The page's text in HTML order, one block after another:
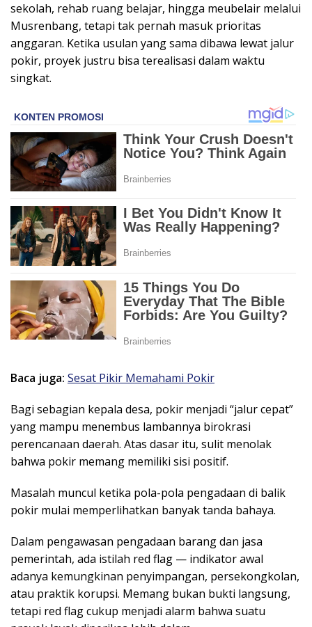
sekolah, rehab ruang belajar, hingga meubelair melalui
Musrenbang, tetapi tak pernah masuk prioritas
anggaran. Ketika usulan yang sama dibawa lewat jalur
pokir, proyek justru bisa terealisasi dalam waktu
singkat.
Baca juga: Sesat Pikir Memahami Pokir
Bagi sebagian kepala desa, pokir menjadi “jalur cepat”
yang mampu menembus lambannya birokrasi
perencanaan daerah. Atas dasar itu, sulit menolak
bahwa pokir memang memiliki sisi positif.
Masalah muncul ketika pola-pola pengadaan di balik
pokir mulai memperlihatkan banyak tanda bahaya.
Dalam pengawasan pengadaan barang dan jasa
pemerintah, ada istilah red flag — indikator awal
adanya kemungkinan penyimpangan, persekongkolan,
atau praktik korupsi. Memang bukan bukti langsung,
tetapi red flag cukup menjadi alarm bahwa suatu